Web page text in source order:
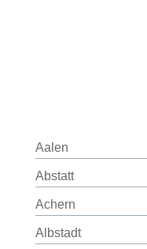
Aalen
Abstatt
Achern
Albstadt